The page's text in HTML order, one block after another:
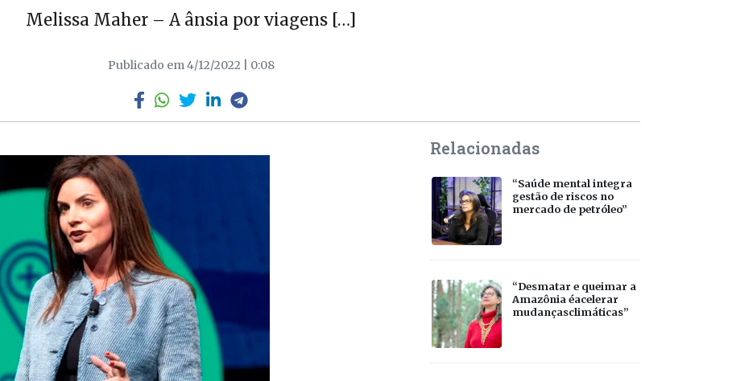
Melissa Maher – A ânsia por viagens […]
Publicado em 4/12/2022 | 0:08
Relacionadas
“Saúde mental integra
gestão de riscos no
mercado de petróleo”
“Desmatar e queimar a
Amazônia éacelerar
mudançasclimáticas”